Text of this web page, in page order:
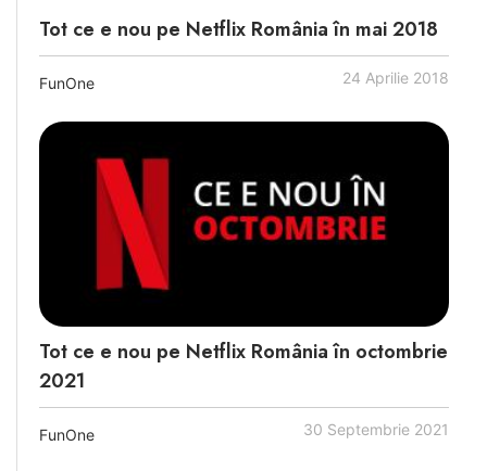
Tot ce e nou pe Netflix România în mai 2018
FunOne 24 Aprilie 2018
Tot ce e nou pe Netflix România în octombrie
2021
FunOne 30 Septembrie 2021